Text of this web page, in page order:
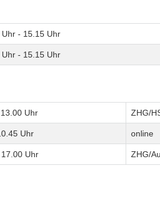
Uhr - 15.15 Uhr
Uhr - 15.15 Uhr
Uhr ZHG/
Uhr online
Uhr ZHG/